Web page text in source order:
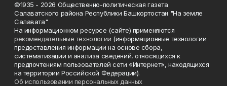
©1935 - 2026 Общественно-политическая газета
Салаватского района Республики Башкортостан "На земле
Салавата"
На информационном ресурсе (сайте) применяются
рекомендательные технологии (информационные технологии
предоставления информации на основе сбора,
систематизации и анализа сведений, относящихся к
предпочтениям пользователей сети «Интернет», находящихся
на территории Российской Федерации).
Об использовании персональных данных